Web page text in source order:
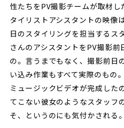
性たちをPV撮影チームが取材し
タイリストアシスタントの映像
日のスタイリングを担当するス
さんのアシスタントをPV撮影前
の。言うまでもなく、撮影前日
い込み作業もすべて実際のも
ミュージックビデオが完成した
てこない彼女のようなスタッフ
そ、というのにも気付かされる。